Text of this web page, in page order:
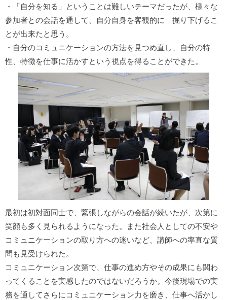
・「自分を知る」ということは難しいテーマだったが、様々な
参加者との会話を通して、自分自身を客観的に 掘り下げるこ
とが出来たと思う。
・自分のコミュニケーションの方法を見つめ直し、自分の特
性、特徴を仕事に活かすという視点を得ることができた。
最初は初対面同士で、緊張しながらの会話が続いたが、次第に
笑顔も多く見られるようになった。また社会人としての不安や
コミュニケーションの取り方への迷いなど、講師への率直な質
問も見受けられた。
コミュニケーション次第で、仕事の進め方やその成果にも関わ
ってくることを実感したのではないだろうか。今後現場での実
務を通してさらにコミュニケーション力を磨き、仕事へ活かし